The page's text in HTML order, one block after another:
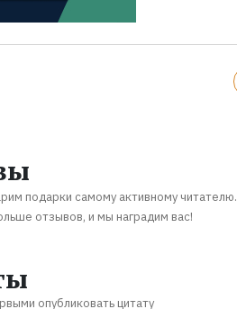
подарки самому активному читателю.
отзывов, и мы наградим вас!
опубликовать цитату